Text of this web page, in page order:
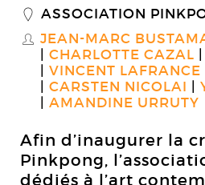
_ ASSOCIATION
S JEAN-MARC
CHARLOTTE CAZAL
VINCENT LAFRANCE
CARSTEN NICOLAI
AMANDINE URRUTY
Afin d’inaugurer la
Pinkpong,
dédiés à l’art